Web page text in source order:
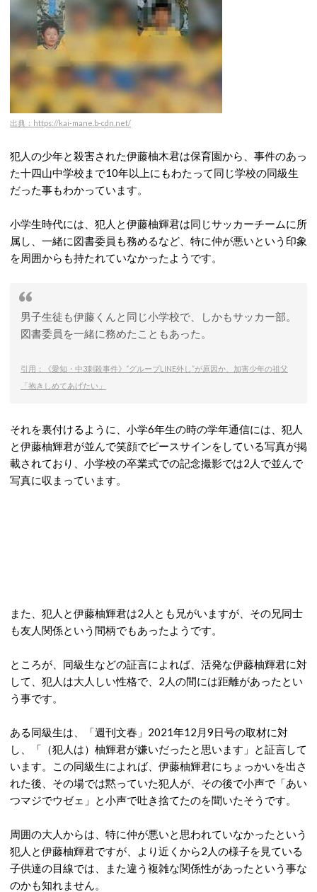
出典：https://kai-mane.b-cdn.net/
犯人の少年と殺害された伊藤柚木君は保育園から、事件のあっ
た十四山中学校まで10年以上にもわたって同じ学校の同級生
だった事もわかっています。
小学生時代には、犯人と伊藤柚輝君は同じサッカーチームに所
属し、一緒に図書委員も務めるなど、特に仲が悪いという印象
を周囲からも持たれていなかったようです。
男子生徒も伊藤くんと同じ小学校で、しかもサッカー部。
図書委員を一緒に務めたこともあった。
引用：《愛知・中3刺殺事件》“グループLINE外し”が原因か、加害少年の祖父
「抱きしめてあげたい」
それを裏付けるように、小学6年生の時の学年通信には、犯人
と伊藤柚輝君が並んで笑顔でピースサインをしている写真が掲
載されており、小学校の卒業式での記念撮影では2人で並んで
写真に収まっています。
また、犯人と伊藤柚輝君は2人とも兄がいますが、その兄同士
も友人関係という間柄でもあったようです。
ところが、同級生などの証言によれば、活発な伊藤柚輝君に対
して、犯人は大人しい性格で、2人の間には距離があったとい
う事です。
ある同級生は、「週刊文春」2021年12月9日号の取材に対
し、「（犯人は）柚輝君が嫌いだったと思います」と証言して
います。この同級生によれば、伊藤柚輝君にちょっかいを出さ
れた後、その場では黙っていた犯人が、その後で小声で「あい
つマジでウゼェ」と小声で吐き捨てたのを聞いたそうです。
周囲の大人からは、特に仲が悪いと思われていなかったという
犯人と伊藤柚輝君ですが、より近くから2人の様子を見ている
子供達の目線では、また違う複雑な関係性があったという事な
のかも知れません。